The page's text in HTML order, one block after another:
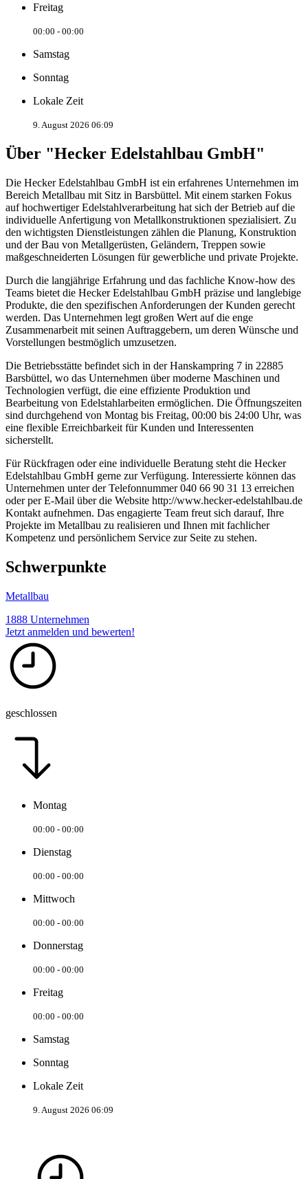
Freitag
00:00 - 00:00
Samstag
Sonntag
Lokale Zeit
9. August 2026 06:09
Über "Hecker Edelstahlbau GmbH"
Die Hecker Edelstahlbau GmbH ist ein erfahrenes Unternehmen im
Bereich Metallbau mit Sitz in Barsbüttel. Mit einem starken Fokus
auf hochwertiger Edelstahlverarbeitung hat sich der Betrieb auf die
individuelle Anfertigung von Metallkonstruktionen spezialisiert. Zu
den wichtigsten Dienstleistungen zählen die Planung, Konstruktion
und der Bau von Metallgerüsten, Geländern, Treppen sowie
maßgeschneiderten Lösungen für gewerbliche und private Projekte.
Durch die langjährige Erfahrung und das fachliche Know-how des
Teams bietet die Hecker Edelstahlbau GmbH präzise und langlebige
Produkte, die den spezifischen Anforderungen der Kunden gerecht
werden. Das Unternehmen legt großen Wert auf die enge
Zusammenarbeit mit seinen Auftraggebern, um deren Wünsche und
Vorstellungen bestmöglich umzusetzen.
Die Betriebsstätte befindet sich in der Hanskampring 7 in 22885
Barsbüttel, wo das Unternehmen über moderne Maschinen und
Technologien verfügt, die eine effiziente Produktion und
Bearbeitung von Edelstahlarbeiten ermöglichen. Die Öffnungszeiten
sind durchgehend von Montag bis Freitag, 00:00 bis 24:00 Uhr, was
eine flexible Erreichbarkeit für Kunden und Interessenten
sicherstellt.
Für Rückfragen oder eine individuelle Beratung steht die Hecker
Edelstahlbau GmbH gerne zur Verfügung. Interessierte können das
Unternehmen unter der Telefonnummer 040 66 90 31 13 erreichen
oder per E-Mail über die Website http://www.hecker-edelstahlbau.de
Kontakt aufnehmen. Das engagierte Team freut sich darauf, Ihre
Projekte im Metallbau zu realisieren und Ihnen mit fachlicher
Kompetenz und persönlichem Service zur Seite zu stehen.
Schwerpunkte
Metallbau
1888 Unternehmen
Jetzt anmelden und bewerten!
geschlossen
Montag
00:00 - 00:00
Dienstag
00:00 - 00:00
Mittwoch
00:00 - 00:00
Donnerstag
00:00 - 00:00
Freitag
00:00 - 00:00
Samstag
Sonntag
Lokale Zeit
9. August 2026 06:09